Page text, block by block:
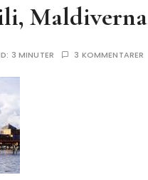
Maldiverna
3 MINUTER 3 KOMMENTARER